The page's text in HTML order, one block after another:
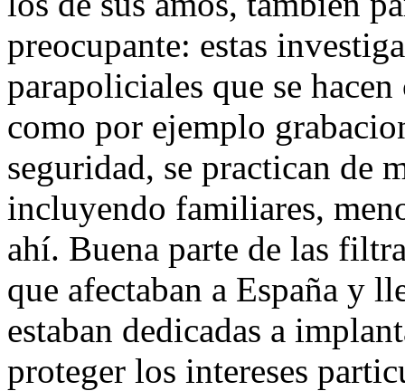
preocupante: estas
parapoliciales que se
como por ejemplo
seguridad, se practican de
incluyendo familiares,
ahí. Buena parte de las
que afectaban a España y
estaban dedicadas a
proteger los intereses